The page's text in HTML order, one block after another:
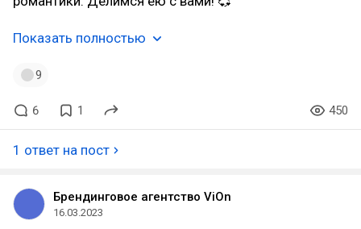
Показать полностью
9
6 1 450
1 ответ на пост
Брендинговое агентство ViOn
16.03.2023